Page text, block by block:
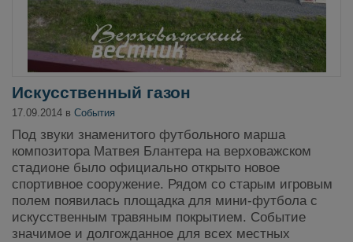
Искусственный газон
17.09.2014 в События
Под звуки знаменитого футбольного марша
композитора Матвея Блантера на верховажском
стадионе было официально открыто новое
спортивное сооружение. Рядом со старым игровым
полем появилась площадка для мини-футбола с
искусственным травяным покрытием. Событие
значимое и долгожданное для всех местных